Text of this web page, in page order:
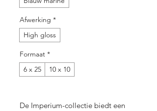
Afwerking *
High gloss
Formaat *
6 x 25
10 x 10
De Imperium-collectie biedt een